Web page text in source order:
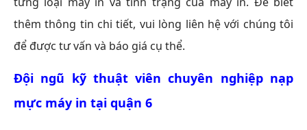
thêm thông tin chi tiết, vui lòng liên hệ với chúng tôi
để được tư vấn và báo giá cụ thể.
Đội ngũ kỹ thuật viên chuyên nghiệp nạp
mực máy in tại quận 6